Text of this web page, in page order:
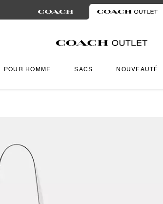
POUR HOMME SACS NOUVEAUTÉ